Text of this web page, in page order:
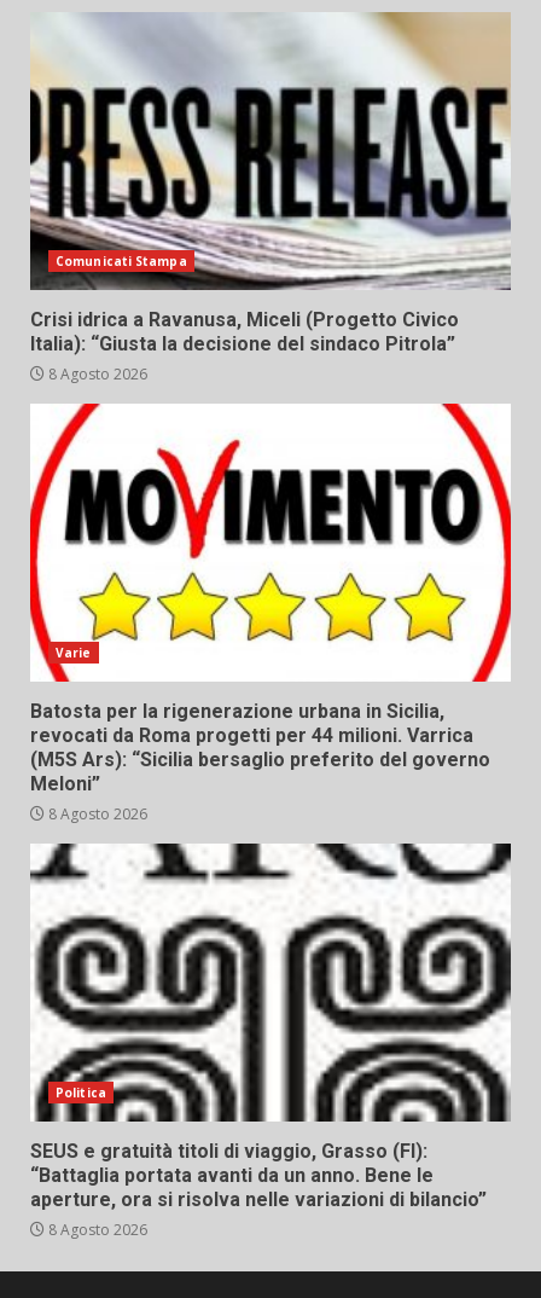
Comunicati Stampa
Crisi idrica a Ravanusa, Miceli (Progetto Civico
Italia): “Giusta la decisione del sindaco Pitrola”
8 Agosto 2026
Varie
Batosta per la rigenerazione urbana in Sicilia,
revocati da Roma progetti per 44 milioni. Varrica
(M5S Ars): “Sicilia bersaglio preferito del governo
Meloni”
8 Agosto 2026
Politica
SEUS e gratuità titoli di viaggio, Grasso (FI):
“Battaglia portata avanti da un anno. Bene le
aperture, ora si risolva nelle variazioni di bilancio”
8 Agosto 2026